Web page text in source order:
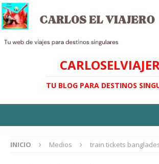
TU BLOG PARA DESTINOS
INICIO Medios train tickets